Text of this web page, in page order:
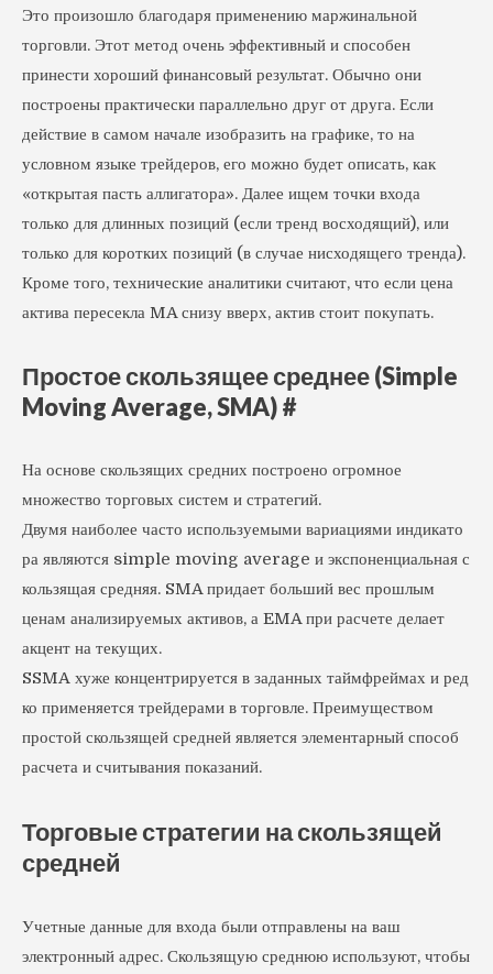
Это произошло благодаря применению маржинальной
торговли. Этот метод очень эффективный и способен
принести хороший финансовый результат. Обычно они
построены практически параллельно друг от друга. Если
действие в самом начале изобразить на графике, то на
условном языке трейдеров, его можно будет описать, как
«открытая пасть аллигатора». Далее ищем точки входа
только для длинных позиций (если тренд восходящий), или
только для коротких позиций (в случае нисходящего тренда).
Кроме того, технические аналитики считают, что если цена
актива пересекла MA снизу вверх, актив стоит покупать.
Простое скользящее среднее (Simple
Moving Average, SMA) #
На основе скользящих средних построено огромное
множество торговых систем и стратегий.
Двумя наиболее часто используемыми вариациями индикато
ра являются simple moving average и экспоненциальная с
кользящая средняя. SMA придает больший вес прошлым
ценам анализируемых активов, а EMA при расчете делает
акцент на текущих.
SSMA хуже концентрируется в заданных таймфреймах и ред
ко применяется трейдерами в торговле. Преимуществом
простой скользящей средней является элементарный способ
расчета и считывания показаний.
Торговые стратегии на скользящей
средней
Учетные данные для входа были отправлены на ваш
электронный адрес. Скользящую среднюю используют, чтобы